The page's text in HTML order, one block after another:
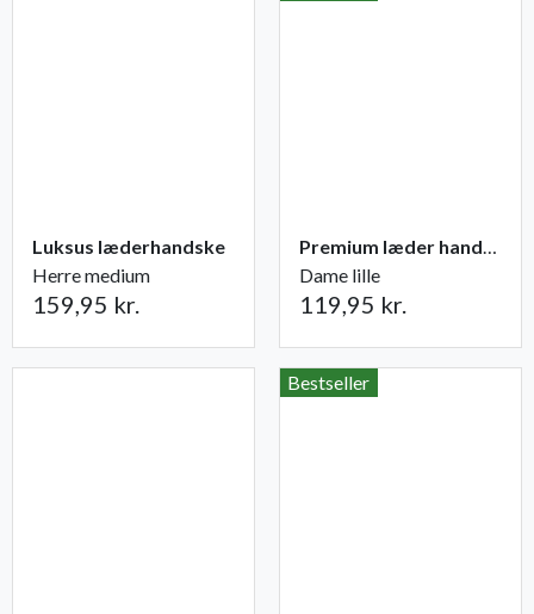
Luksus læderhandske
Herre medium
159,95 kr.
Premium læder handske Flutter
Dame lille
119,95 kr.
Bestseller